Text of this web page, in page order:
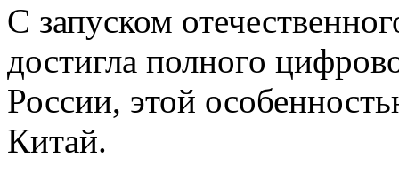
С запуском
достигла полного
России, этой
Китай.